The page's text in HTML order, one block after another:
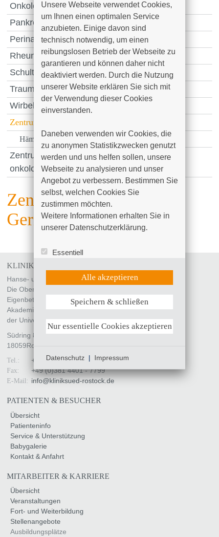
Onkologisches Zentrum
Pankreaskarzinomzentrum
Perinatalzentrum
Rheumazentrum
Schulter- und Ellenbogenklinik
Traumazentrum
Wirbelsäulenzentrum
Zentrum für Gerinnungsstörungen
Hämophilie-Zentrum
Zentrum für Hämatologische Neoplasien am
onkologischen Zentrum
Zentrum für
Gerinnungsstörungen
KLINIKUM SÜDSTADT ROSTOCK
Hanse- und Universitätsstadt Rostock
Die Oberbürgermeisterin
Eigenbetrieb „Klinikum Südstadt Rostock“
Akademisches Lehrkrankenhaus
der Universität Rostock
Südring 81
18059Rostock
Tel.: +49 (0)381 4401 - 0
Fax: +49 (0)381 4401 - 7799
E-Mail: info@kliniksued-rostock.de
PATIENTEN & BESUCHER
Übersicht
Patienteninfo
Service & Unterstützung
Babygalerie
Kontakt & Anfahrt
MITARBEITER & KARRIERE
Übersicht
Veranstaltungen
Fort- und Weiterbildung
Stellenangebote
Ausbildungsplätze
Unsere Webseite verwendet Cookies,
um Ihnen einen optimalen Service
anzubieten. Einige davon sind
technisch notwendig, um einen
reibungslosen Betrieb der Webseite zu
garantieren und können daher nicht
deaktiviert werden. Durch die Nutzung
unserer Website erklären Sie sich mit
der Verwendung dieser Cookies
einverstanden.
Daneben verwenden wir Cookies, die
zu anonymen Statistikzwecken genutzt
werden und uns helfen sollen, unsere
Webseite zu analysieren und unser
Angebot zu verbessern. Bestimmen Sie
selbst, welchen Cookies Sie
zustimmen möchten.
Weitere Informationen erhalten Sie in
unserer Datenschutzerklärung.
Essentiell
UX (Hotjar)
Weitere Informationen anzeigen
Alle akzeptieren
Speichern & schließen
Nur essentielle Cookies akzeptieren
Datenschutz | Impressum